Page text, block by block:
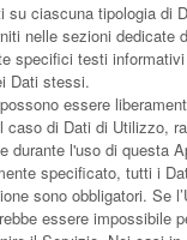
su ciascuna tipologia di
nelle sezioni dedicate
specifici testi
Dati stessi.
essere
caso di Dati di Utilizzo,
durante l'uso di questa
specificato, tutti i
sono obbligatori. Se
essere impossibile